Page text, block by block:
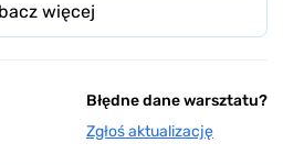
więcej
Błędne dane warsztatu?
Zgłoś aktualizację